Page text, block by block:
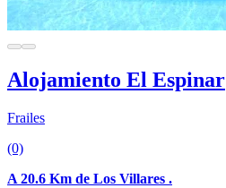
Alojamiento El Espinar
Frailes
(0)
A 20.6 Km de Los Villares .